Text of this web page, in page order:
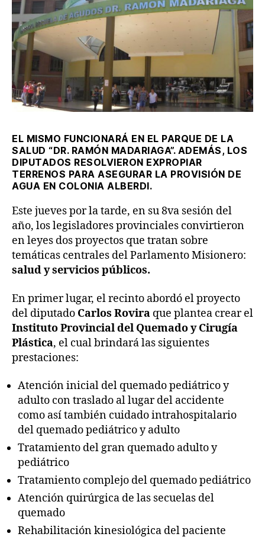
EL MISMO FUNCIONARÁ EN EL PARQUE DE LA
SALUD “DR. RAMÓN MADARIAGA”. ADEMÁS, LOS
DIPUTADOS RESOLVIERON EXPROPIAR
TERRENOS PARA ASEGURAR LA PROVISIÓN DE
AGUA EN COLONIA ALBERDI.
Este jueves por la tarde, en su 8va sesión del
año, los legisladores provinciales convirtieron
en leyes dos proyectos que tratan sobre
temáticas centrales del Parlamento Misionero:
salud y servicios públicos.
En primer lugar, el recinto abordó el proyecto
del diputado Carlos Rovira que plantea crear el
Instituto Provincial del Quemado y Cirugía
Plástica, el cual brindará las siguientes
prestaciones:
Atención inicial del quemado pediátrico y
adulto con traslado al lugar del accidente
como así también cuidado intrahospitalario
del quemado pediátrico y adulto
Tratamiento del gran quemado adulto y
pediátrico
Tratamiento complejo del quemado pediátrico
Atención quirúrgica de las secuelas del
quemado
Rehabilitación kinesiológica del paciente